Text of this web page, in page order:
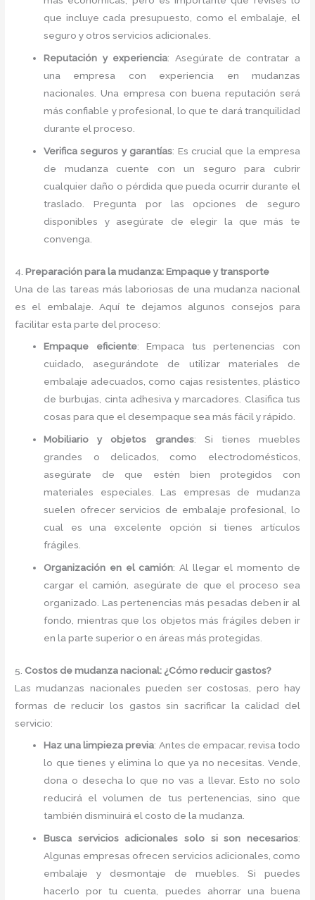
que incluye cada presupuesto, como el embalaje, el
seguro y otros servicios adicionales.
Reputación y experiencia: Asegúrate de contratar a
una empresa con experiencia en mudanzas
nacionales. Una empresa con buena reputación será
más confiable y profesional, lo que te dará tranquilidad
durante el proceso.
Verifica seguros y garantías: Es crucial que la empresa
de mudanza cuente con un seguro para cubrir
cualquier daño o pérdida que pueda ocurrir durante el
traslado. Pregunta por las opciones de seguro
disponibles y asegúrate de elegir la que más te
convenga.
4.Preparación para la mudanza: Empaque y transporte
Una de las tareas más laboriosas de una mudanza nacional
es el embalaje. Aquí te dejamos algunos consejos para
facilitar esta parte del proceso:
Empaque eficiente: Empaca tus pertenencias con
cuidado, asegurándote de utilizar materiales de
embalaje adecuados, como cajas resistentes, plástico
de burbujas, cinta adhesiva y marcadores. Clasifica tus
cosas para que el desempaque sea más fácil y rápido.
Mobiliario y objetos grandes: Si tienes muebles
grandes o delicados, como electrodomésticos,
asegúrate de que estén bien protegidos con
materiales especiales. Las empresas de mudanza
suelen ofrecer servicios de embalaje profesional, lo
cual es una excelente opción si tienes artículos
frágiles.
Organización en el camión: Al llegar el momento de
cargar el camión, asegúrate de que el proceso sea
organizado. Las pertenencias más pesadas deben ir al
fondo, mientras que los objetos más frágiles deben ir
en la parte superior o en áreas más protegidas.
5. Costos de mudanza nacional: ¿Cómo reducir gastos?
Las mudanzas nacionales pueden ser costosas, pero hay
formas de reducir los gastos sin sacrificar la calidad del
servicio:
Haz una limpieza previa: Antes de empacar, revisa todo
lo que tienes y elimina lo que ya no necesitas. Vende,
dona o desecha lo que no vas a llevar. Esto no solo
reducirá el volumen de tus pertenencias, sino que
también disminuirá el costo de la mudanza.
Busca servicios adicionales solo si son necesarios:
Algunas empresas ofrecen servicios adicionales, como
embalaje y desmontaje de muebles. Si puedes
hacerlo por tu cuenta, puedes ahorrar una buena